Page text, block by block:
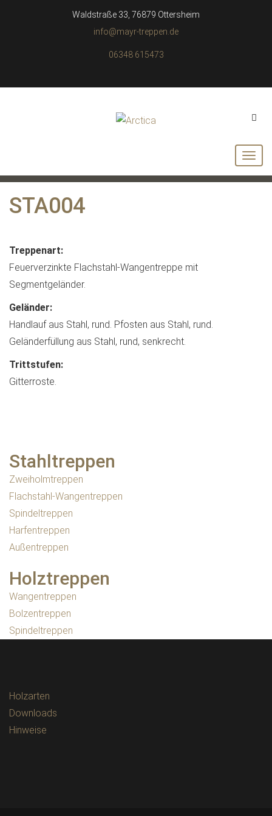
Waldstraße 33, 76879 Ottersheim
info@mayr-treppen.de
06348 615473
STA004
Treppenart:
Feuerverzinkte Flachstahl-Wangentreppe mit
Segmentgeländer.
Geländer:
Handlauf aus Stahl, rund. Pfosten aus Stahl, rund.
Geländerfüllung aus Stahl, rund, senkrecht.
Trittstufen:
Gitterroste.
Stahltreppen
Zweiholmtreppen
Flachstahl-Wangentreppen
Spindeltreppen
Harfentreppen
Außentreppen
Holztreppen
Wangentreppen
Bolzentreppen
Spindeltreppen
Holzarten
Downloads
Hinweise